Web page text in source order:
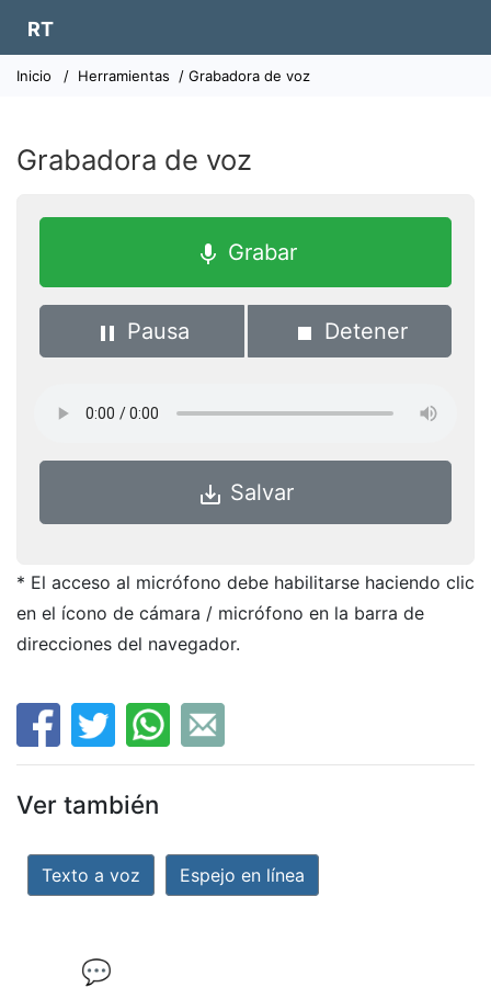
RT
Inicio / Herramientas / Grabadora de voz
Grabadora de voz
mic Grabar
pause Pausa stop Detener
save_alt Salvar
* El acceso al micrófono debe habilitarse haciendo clic
en el ícono de cámara / micrófono en la barra de
direcciones del navegador.
Ver también
Texto a voz Espejo en línea
💬